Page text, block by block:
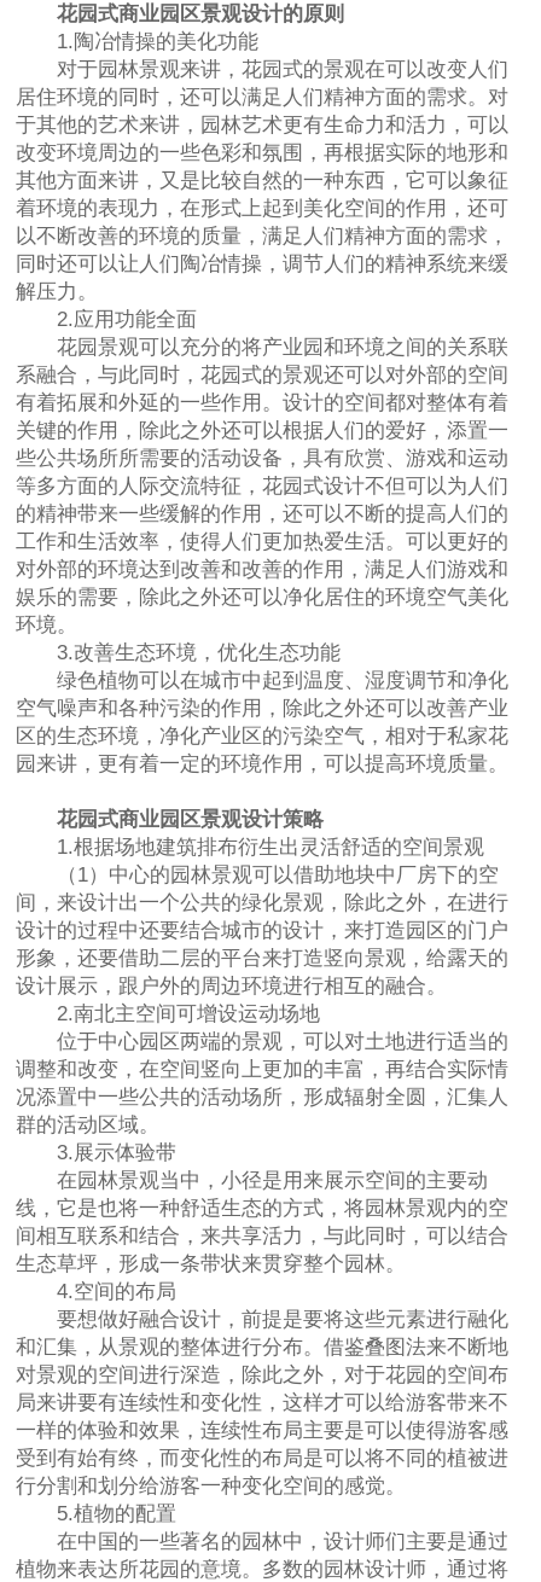
花园式商业园区景观设计的原则
1.陶冶情操的美化功能
对于园林景观来讲，花园式的景观在可以改变人们
居住环境的同时，还可以满足人们精神方面的需求。对
于其他的艺术来讲，园林艺术更有生命力和活力，可以
改变环境周边的一些色彩和氛围，再根据实际的地形和
其他方面来讲，又是比较自然的一种东西，它可以象征
着环境的表现力，在形式上起到美化空间的作用，还可
以不断改善的环境的质量，满足人们精神方面的需求，
同时还可以让人们陶冶情操，调节人们的精神系统来缓
解压力。
2.应用功能全面
花园景观可以充分的将产业园和环境之间的关系联
系融合，与此同时，花园式的景观还可以对外部的空间
有着拓展和外延的一些作用。设计的空间都对整体有着
关键的作用，除此之外还可以根据人们的爱好，添置一
些公共场所所需要的活动设备，具有欣赏、游戏和运动
等多方面的人际交流特征，花园式设计不但可以为人们
的精神带来一些缓解的作用，还可以不断的提高人们的
工作和生活效率，使得人们更加热爱生活。可以更好的
对外部的环境达到改善和改善的作用，满足人们游戏和
娱乐的需要，除此之外还可以净化居住的环境空气美化
环境。
3.改善生态环境，优化生态功能
绿色植物可以在城市中起到温度、湿度调节和净化
空气噪声和各种污染的作用，除此之外还可以改善产业
区的生态环境，净化产业区的污染空气，相对于私家花
园来讲，更有着一定的环境作用，可以提高环境质量。
花园式商业园区景观设计策略
1.根据场地建筑排布衍生出灵活舒适的空间景观
（1）中心的园林景观可以借助地块中厂房下的空
间，来设计出一个公共的绿化景观，除此之外，在进行
设计的过程中还要结合城市的设计，来打造园区的门户
形象，还要借助二层的平台来打造竖向景观，给露天的
设计展示，跟户外的周边环境进行相互的融合。
2.南北主空间可增设运动场地
位于中心园区两端的景观，可以对土地进行适当的
调整和改变，在空间竖向上更加的丰富，再结合实际情
况添置中一些公共的活动场所，形成辐射全圆，汇集人
群的活动区域。
3.展示体验带
在园林景观当中，小径是用来展示空间的主要动
线，它是也将一种舒适生态的方式，将园林景观内的空
间相互联系和结合，来共享活力，与此同时，可以结合
生态草坪，形成一条带状来贯穿整个园林。
4.空间的布局
要想做好融合设计，前提是要将这些元素进行融化
和汇集，从景观的整体进行分布。借鉴叠图法来不断地
对景观的空间进行深造，除此之外，对于花园的空间布
局来讲要有连续性和变化性，这样才可以给游客带来不
一样的体验和效果，连续性布局主要是可以使得游客感
受到有始有终，而变化性的布局是可以将不同的植被进
行分割和划分给游客一种变化空间的感觉。
5.植物的配置
在中国的一些著名的园林中，设计师们主要是通过
植物来表达所花园的意境。多数的园林设计师，通过将